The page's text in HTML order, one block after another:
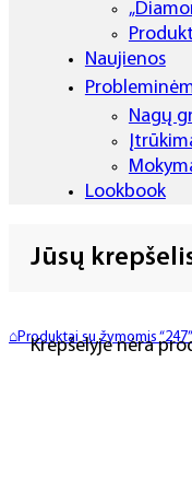
Naujienos
Nagų
Lookbook
Jūsų
Krepšelyje nėra
⌂Produktai su žymomis “247”